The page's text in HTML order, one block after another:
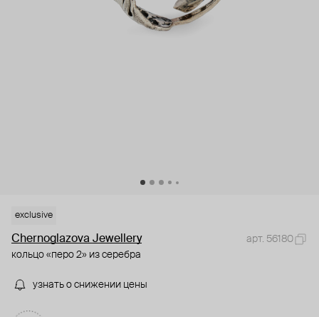
exclusive
Chernoglazova Jewellery
арт. 56180
кольцо «перо 2» из серебра
узнать о снижении цены